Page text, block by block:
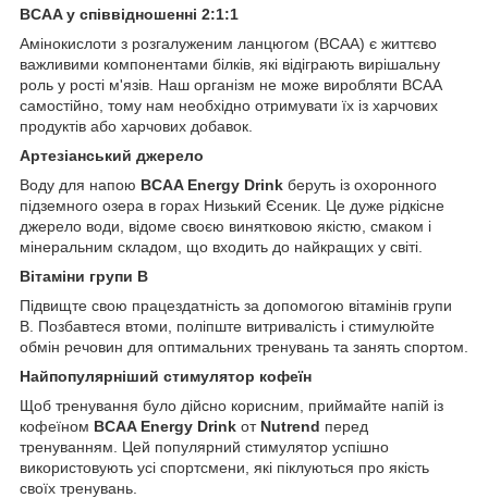
BCAA у співвідношенні 2:1:1
Амінокислоти з розгалуженим ланцюгом (BCAA) є життєво
важливими компонентами білків, які відіграють вирішальну
роль у рості м'язів. Наш організм не може виробляти BCAA
самостійно, тому нам необхідно отримувати їх із харчових
продуктів або харчових добавок.
Артезіанський джерело
Воду для напою BCAA Energy Drink беруть із охоронного
підземного озера в горах Низький Єсеник. Це дуже рідкісне
джерело води, відоме своєю винятковою якістю, смаком і
мінеральним складом, що входить до найкращих у світі.
Вітаміни групи B
Підвищте свою працездатність за допомогою вітамінів групи
B. Позбавтеся втоми, поліпште витривалість і стимулюйте
обмін речовин для оптимальних тренувань та занять спортом.
Найпопулярніший стимулятор кофеїн
Щоб тренування було дійсно корисним, приймайте напій із
кофеїном BCAA Energy Drink от Nutrend перед
тренуванням. Цей популярний стимулятор успішно
використовують усі спортсмени, які піклуються про якість
своїх тренувань.